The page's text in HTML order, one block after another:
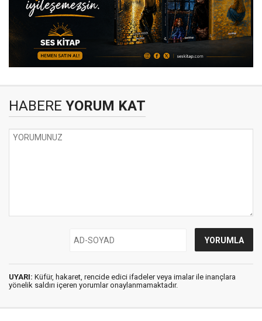
HABERE YORUM KAT
UYARI: Küfür, hakaret, rencide edici ifadeler veya imalar ile inançlara
yönelik saldırı içeren yorumlar onaylanmamaktadır.